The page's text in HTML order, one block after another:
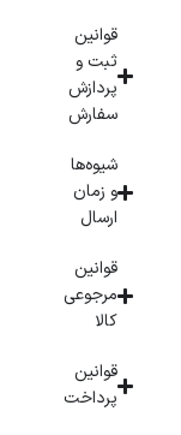
قوانین
ثبت و
پردازش
سفارش
شیوه‌ها
و زمان
ارسال
قوانین
مرجوعی
کالا
قوانین
پرداخت